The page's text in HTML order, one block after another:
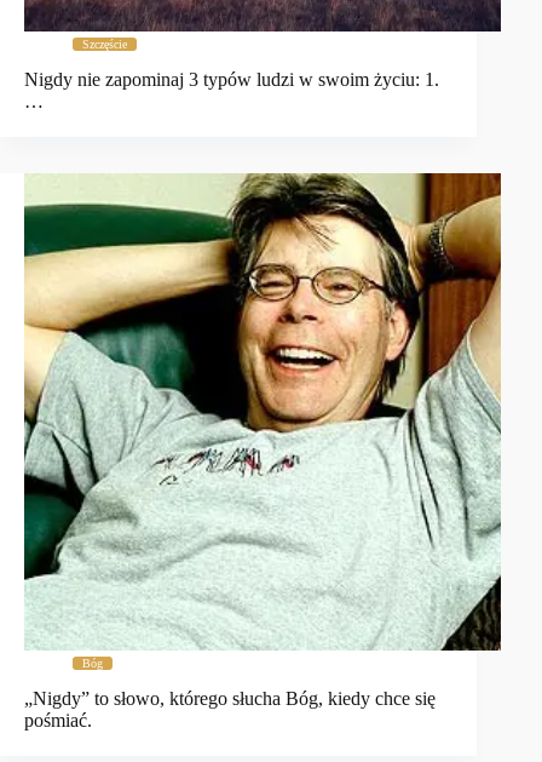
Szczęście
Nigdy nie zapominaj 3 typów ludzi w swoim życiu: 1.
…
Bóg
„Nigdy” to słowo, którego słucha Bóg, kiedy chce się
pośmiać.